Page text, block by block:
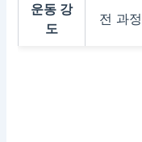
운동 강
도
전 과정